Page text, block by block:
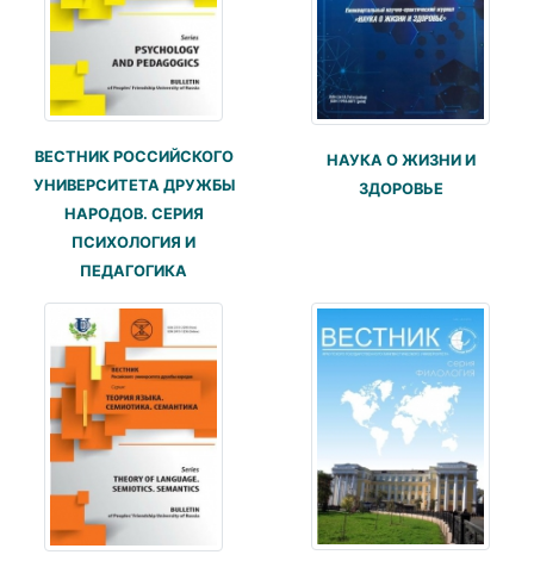
ВЕСТНИК РОССИЙСКОГО
УНИВЕРСИТЕТА ДРУЖБЫ
НАРОДОВ. СЕРИЯ
ПСИХОЛОГИЯ И
ПЕДАГОГИКА
НАУКА О ЖИЗНИ И
ЗДОРОВЬЕ